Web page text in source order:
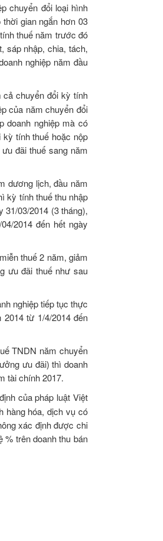
chuyển đổi loại hình
gian ngắn hơn 03
thuế năm trước đó
sáp nhập, chia, tách,
nghiệp năm đầu
cả chuyển đổi kỳ tính
của năm chuyển đổi
doanh nghiệp mà có
tính thuế hoặc nộp
đãi thuế sang năm
dương lịch, đầu năm
kỳ tính thuế thu nhập
31/03/2014 (3 tháng),
2014 đến hết ngày
thuế 2 năm, giảm
ưu đãi thuế như sau
nghiệp tiếp tục thực
từ 1/4/2014 đến
TNDN năm chuyển
ưu đãi) thì doanh
tài chính 2017.
của pháp luật Việt
hàng hóa, dịch vụ có
xác định được chi
% trên doanh thu bán